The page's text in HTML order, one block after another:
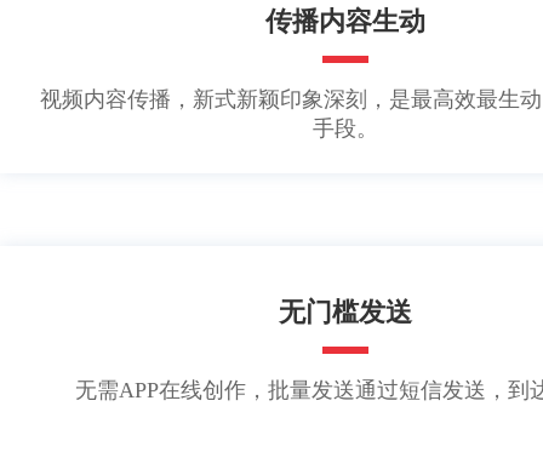
传播内容生动
视频内容传播，新式新颖印象深刻，是最高效最生
手段。
无门槛发送
无需APP在线创作，批量发送通过短信发送，到